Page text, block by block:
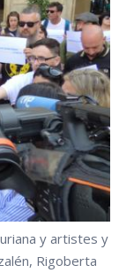
y artistes y
Rigoberta